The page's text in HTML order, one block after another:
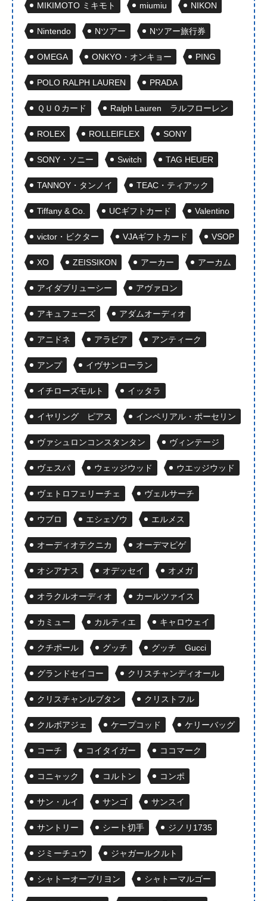
MIKIMOTO ミキモト miumiu NIKON
Nintendo Nツアー Nツアー旅行券
OMEGA ONKYO・オンキョー PING
POLO RALPH LAUREN PRADA
ＱＵＯカード Ralph Lauren ラルフローレン
ROLEX ROLLEIFLEX SONY
SONY・ソニー Switch TAG HEUER
TANNOY・タンノイ TEAC・ティアック
Tiffany & Co. UCギフトカード Valentino
victor・ビクター VJAギフトカード VSOP
XO ZEISSIKON アーカー アーカム
アイダブリューシー アヴァロン
アキュフェーズ アダムオーディオ
アニドネ アラビア アンティーク
アンプ イヴサンローラン
イチローズモルト イッタラ
イヤリング ピアス インペリアル・ポーセリン
ヴァシュロンコンスタンタン ヴィンテージ
ヴェスパ ウェッジウッド ウエッジウッド
ヴェトロフェリーチェ ヴェルサーチ
ウブロ エシェゾウ エルメス
オーディオテクニカ オーデマピゲ
オシアナス オデッセイ オメガ
オラクルオーディオ カールツァイス
カミュー カルティエ キャロウェイ
クチポール グッチ グッチ Gucci
グランドセイコー クリスチャンディオール
クリスチャンルブタン クリストフル
クルボアジェ ケープコッド ケリーバッグ
コーチ コイタイガー ココマーク
コニャック コルトン コンポ
サン・ルイ サンゴ サンスイ
サントリー シート切手 ジノリ1735
ジミーチュウ ジャガールクルト
シャトーオーブリヨン シャトーマルゴー